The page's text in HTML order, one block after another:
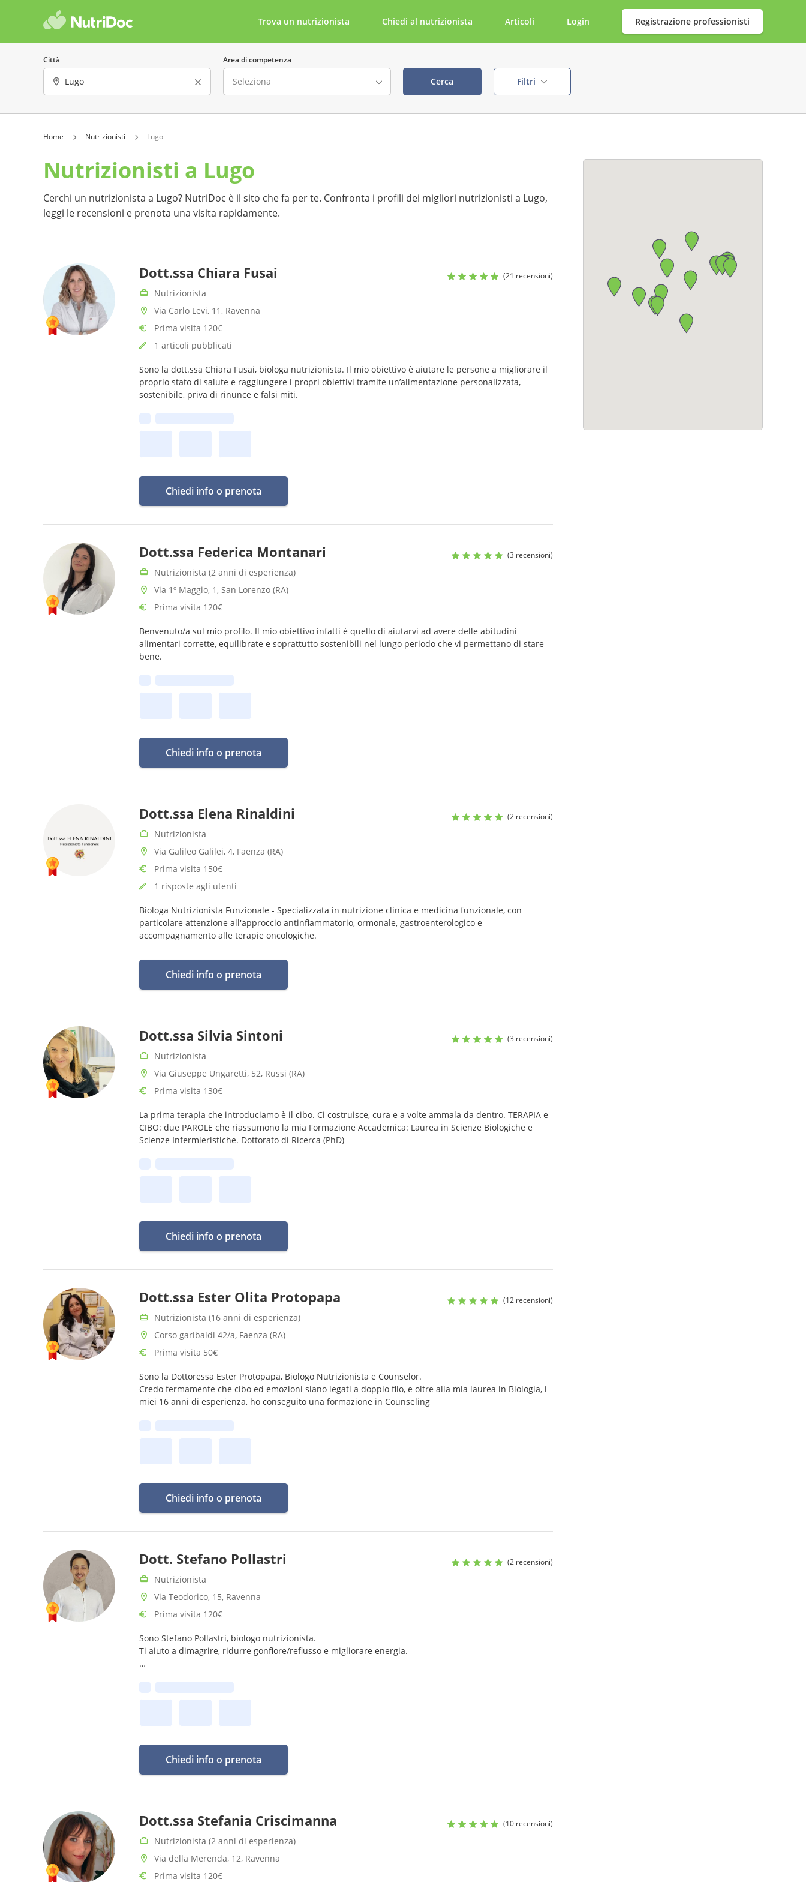
Trova un nutrizionista Chiedi al nutrizionista Articoli Login Registrazione professionisti
Città Area di competenza
Cerca Filtri
Sesso Lingua parlata Cerca per parola chiave
Offre consulenze online
Costo della visita visibile
Ha almeno una recensione
Prenotabile tramite NutriDoc
Home Nutrizionisti Lugo
Nutrizionisti a Lugo
Cerchi un nutrizionista a Lugo? NutriDoc è il sito che fa per te. Confronta i profili dei migliori nutrizionisti a Lugo,
leggi le recensioni e prenota una visita rapidamente.
Dott.ssa Chiara Fusai (21 recensioni)
Nutrizionista
Via Carlo Levi, 11, Ravenna
Prima visita 120€
1 articoli pubblicati
Sono la dott.ssa Chiara Fusai, biologa nutrizionista. Il mio obiettivo è aiutare le persone a migliorare il
proprio stato di salute e raggiungere i propri obiettivi tramite un’alimentazione personalizzata,
sostenibile, priva di rinunce e falsi miti.
Chiedi info o prenota
Dott.ssa Federica Montanari (3 recensioni)
Nutrizionista (2 anni di esperienza)
Via 1º Maggio, 1, San Lorenzo (RA)
Prima visita 120€
Benvenuto/a sul mio profilo. Il mio obiettivo infatti è quello di aiutarvi ad avere delle abitudini
alimentari corrette, equilibrate e soprattutto sostenibili nel lungo periodo che vi permettano di stare
bene.
Chiedi info o prenota
Dott.ssa Elena Rinaldini (2 recensioni)
Nutrizionista
Via Galileo Galilei, 4, Faenza (RA)
Prima visita 150€
1 risposte agli utenti
Biologa Nutrizionista Funzionale - Specializzata in nutrizione clinica e medicina funzionale, con
particolare attenzione all'approccio antinfiammatorio, ormonale, gastroenterologico e
accompagnamento alle terapie oncologiche.
Chiedi info o prenota
Dott.ssa Silvia Sintoni (3 recensioni)
Nutrizionista
Via Giuseppe Ungaretti, 52, Russi (RA)
Prima visita 130€
La prima terapia che introduciamo è il cibo. Ci costruisce, cura e a volte ammala da dentro. TERAPIA e
CIBO: due PAROLE che riassumono la mia Formazione Accademica: Laurea in Scienze Biologiche e
Scienze Infermieristiche. Dottorato di Ricerca (PhD)
Chiedi info o prenota
Dott.ssa Ester Olita Protopapa (12 recensioni)
Nutrizionista (16 anni di esperienza)
Corso garibaldi 42/a, Faenza (RA)
Prima visita 50€
Sono la Dottoressa Ester Protopapa, Biologo Nutrizionista e Counselor.
Credo fermamente che cibo ed emozioni siano legati a doppio filo, e oltre alla mia laurea in Biologia, i
miei 16 anni di esperienza, ho conseguito una formazione in Counseling
Chiedi info o prenota
Dott. Stefano Pollastri (2 recensioni)
Nutrizionista
Via Teodorico, 15, Ravenna
Prima visita 120€
Sono Stefano Pollastri, biologo nutrizionista.
Ti aiuto a dimagrire, ridurre gonfiore/reflusso e migliorare energia.
Chiedi info o prenota
Dott.ssa Stefania Criscimanna (10 recensioni)
Nutrizionista (2 anni di esperienza)
Via della Merenda, 12, Ravenna
Prima visita 120€